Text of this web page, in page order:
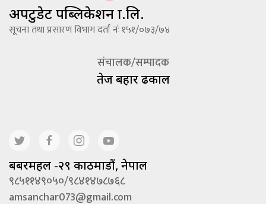
अपटुडेट पब्लिकेशन प्रा.लि.
सूचना तथा प्रसारण विभाग दर्ता नंः १५१/०७३/७४
संचालक/सम्पादक
तेज बहादूर ढकाल
बबरमहल -२९ काठमाडौं, नेपाल
९८५११४९०५०/९८४१४७८७६८
amsanchar073@gmail.com